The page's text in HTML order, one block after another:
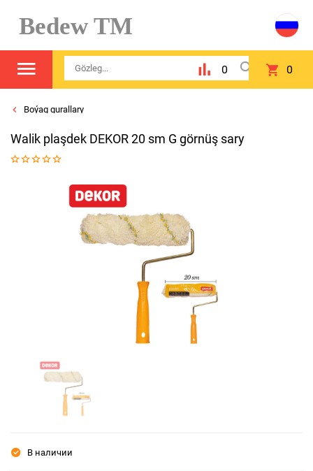
Bedew TM
0 0
Boýag gurallary
Walik plaşdek DEKOR 20 sm G görnüş sary
В наличии